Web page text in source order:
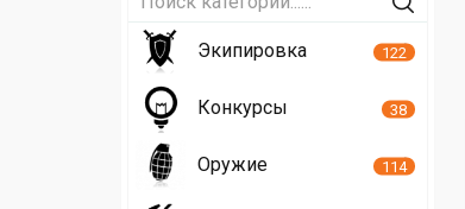
Экипировка 122
Конкурсы 38
Оружие 114